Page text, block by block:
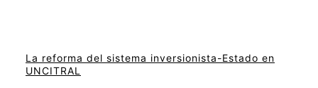
La reforma del sistema inversionista-Estado en
UNCITRAL